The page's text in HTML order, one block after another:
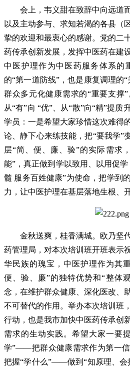
会上，韦义甜在致辞中向远道
以及主动参与、求知若渴的各县（
挚的欢迎和最衷心的感谢。党的二
药传承创新发展，发挥中医药在建
中医护理作为中医药服务体系的
的“第一道防线”，也是康复调理的
群众多元化健康需求的“重要支撑
从“有”向 “优”、从“散”向“精”提
学员：一是希望大家珍惜这次难得
论、静下心来练技能，把“要我学”
层“简、便、廉、验”的实际需求
能”，真正做到学以致用、以用促
髓 服务百姓健康”为使命，把学到
力，让中医护理在基层落地生根、
金秋送爽，桂香满城。欧乃坚
药管理局，对本次培训班开班表示
华民族的瑰宝，中医护理作为其
便、验、廉”的独特优势和“整体
念，在维护群众健康、深化医改、
不可替代的作用。举办本次培训班
行动，也是我市加快中医药传承创
需求的生动实践。希望大家一要
学”——把群众健康需求作为第一
把握“学什么”——做到“知原理、会